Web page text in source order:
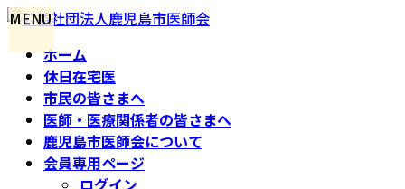
コ
ナ
ホーム
休日在宅医
市民の皆さまへ
医師・医療関係者の皆さまへ
鹿児島市医師会について
会員専用ページ
ログイン
MENU